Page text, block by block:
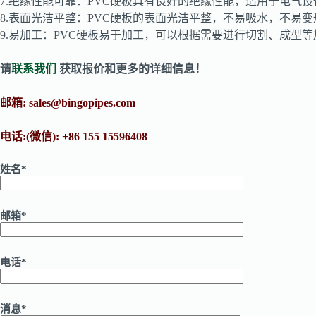
8.表面光洁平整‌：PVC硬板的表面光洁平整，不易吸水，不易变
9.易加工‌：PVC硬板易于加工，可以根据需要进行切割、成型等
请联系我们 获取报价和更多的详细信息！
邮箱: sales@bingopipes.com
电话:(微信): +86 155 15596408
姓名*
邮箱*
电话*
消息*